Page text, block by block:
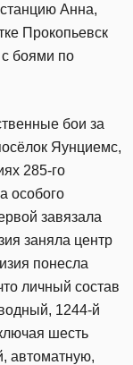
Анна,
Прокопьевск
боями по
бои за
Яунциемс,
285-го
особого
завязала
заняла центр
понесла
личный состав
1244-й
шесть
автоматную,